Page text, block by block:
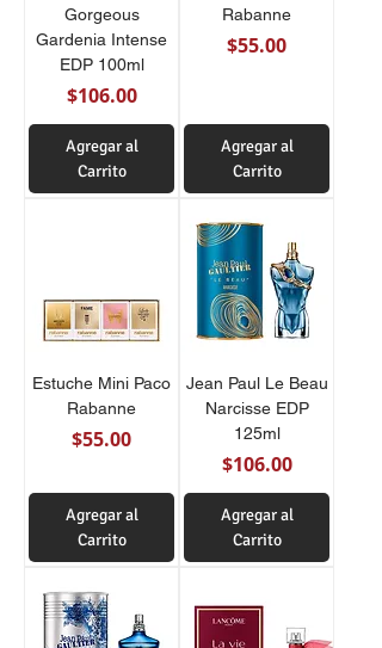
Gorgeous
Gardenia Intense
EDP 100ml
Precio
$106.00
Agregar al
Carrito
Rabanne
Precio
$55.00
Agregar al
Carrito
Estuche Mini Paco
Rabanne
Precio
$55.00
Agregar al
Carrito
Jean Paul Le Beau
Narcisse EDP
125ml
Precio
$106.00
Agregar al
Carrito